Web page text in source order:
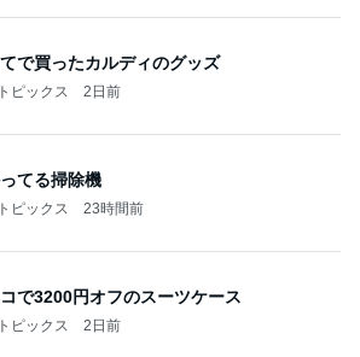
で買ったカルディのグッズ
ピックス 2日前
てる掃除機
ピックス 23時間前
で3200円オフのスーツケース
ピックス 2日前